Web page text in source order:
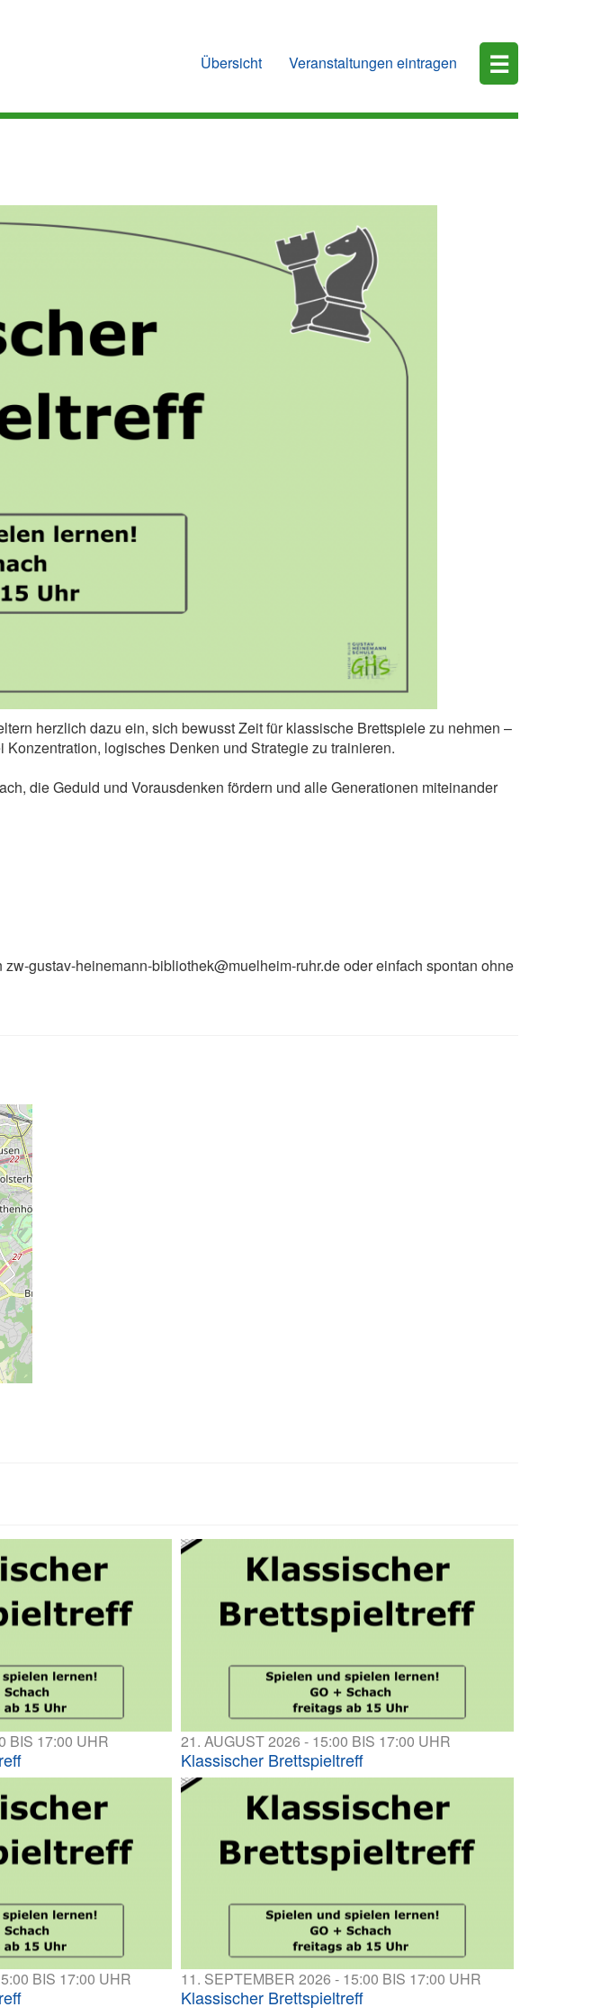
Übersicht Veranstaltungen eintragen ☰
herzlich dazu ein, sich bewusst Zeit für klassische Brettspiele zu nehmen –
logisches Denken und Strategie zu trainieren.
die Geduld und Vorausdenken fördern und alle Generationen miteinander
gustav-heinemann-bibliothek@muelheim-ruhr.de oder einfach spontan ohne
BIS 17:00 UHR 21. AUGUST 2026 - 15:00 BIS 17:00 UHR
Klassischer Brettspieltreff
BIS 17:00 UHR 11. SEPTEMBER 2026 - 15:00 BIS 17:00 UHR
Klassischer Brettspieltreff